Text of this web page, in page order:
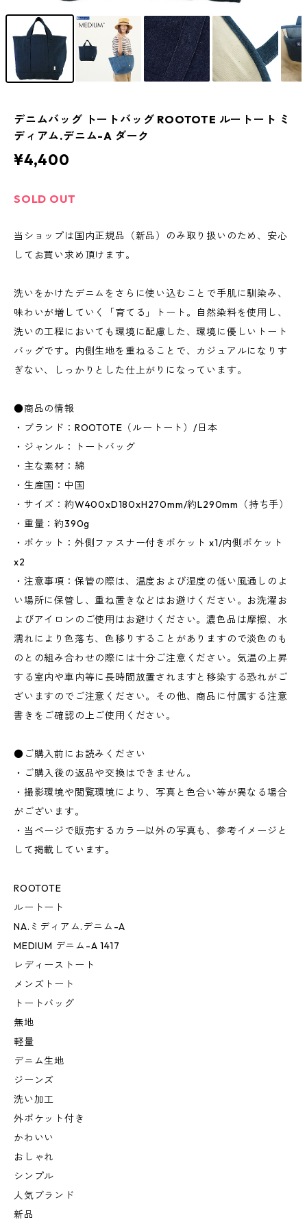
デニムバッグ トートバッグ ROOTOTE ルートート ミ
ディアム.デニム-A ダーク
¥4,400
SOLD OUT
当ショップは国内正規品（新品）のみ取り扱いのため、安心
してお買い求め頂けます。
洗いをかけたデニムをさらに使い込むことで手肌に馴染み、
味わいが増していく「育てる」トート。自然染料を使用し、
洗いの工程においても環境に配慮した、環境に優しいトート
バッグです。内側生地を重ねることで、カジュアルになりす
ぎない、しっかりとした仕上がりになっています。
●商品の情報
・ブランド：ROOTOTE（ルートート）/日本
・ジャンル：トートバッグ
・主な素材：綿
・生産国：中国
・サイズ：約W400xD180xH270mm/約L290mm（持ち手）
・重量：約390g
・ポケット：外側ファスナー付きポケット x1/内側ポケット
x2
・注意事項：保管の際は、温度および湿度の低い風通しのよ
い場所に保管し、重ね置きなどはお避けください。お洗濯お
よびアイロンのご使用はお避けください。濃色品は摩擦、水
濡れにより色落ち、色移りすることがありますので淡色のも
のとの組み合わせの際には十分ご注意ください。気温の上昇
する室内や車内等に長時間放置されますと移染する恐れがご
ざいますのでご注意ください。その他、商品に付属する注意
書きをご確認の上ご使用ください。
●ご購入前にお読みください
・ご購入後の返品や交換はできません。
・撮影環境や閲覧環境により、写真と色合い等が異なる場合
がございます。
・当ページで販売するカラー以外の写真も、参考イメージと
して掲載しています。
ROOTOTE
ルートート
NA.ミディアム.デニム-A
MEDIUM デニム-A 1417
レディーストート
メンズトート
トートバッグ
無地
軽量
デニム生地
ジーンズ
洗い加工
外ポケット付き
かわいい
おしゃれ
シンプル
人気ブランド
新品